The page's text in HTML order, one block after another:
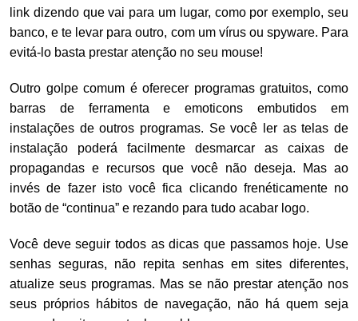
link dizendo que vai para um lugar, como por exemplo, seu
banco, e te levar para outro, com um vírus ou spyware. Para
evitá-lo basta prestar atenção no seu mouse!
Outro golpe comum é oferecer programas gratuitos, como
barras de ferramenta e emoticons embutidos em
instalações de outros programas. Se você ler as telas de
instalação poderá facilmente desmarcar as caixas de
propagandas e recursos que você não deseja. Mas ao
invés de fazer isto você fica clicando frenéticamente no
botão de “continua” e rezando para tudo acabar logo.
Você deve seguir todos as dicas que passamos hoje. Use
senhas seguras, não repita senhas em sites diferentes,
atualize seus programas. Mas se não prestar atenção nos
seus próprios hábitos de navegação, não há quem seja